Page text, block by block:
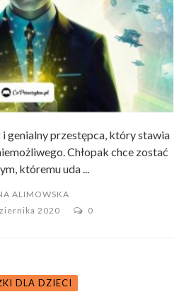
genialny przestępca, który stawia
Chłopak chce zostać
któremu uda ...
ALIMOWSKA
2020
0
DLA DZIECI